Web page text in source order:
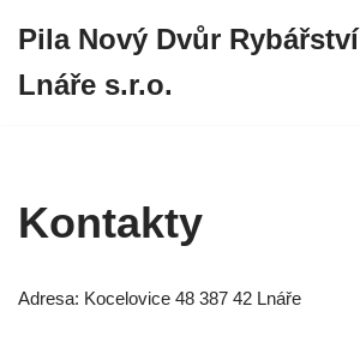
na
Pila Nový Dvůr Rybářství
Lnáře s.r.o.
Kontakty
Adresa: Kocelovice 48 387 42 Lnáře